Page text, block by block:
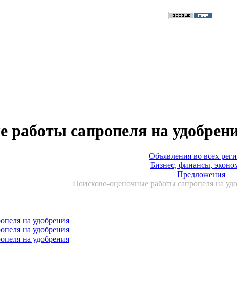
сапропеля на
Объявления во всех
Бизнес, финансы,
Предложения
Поисково-оценочные работы сапропеля на